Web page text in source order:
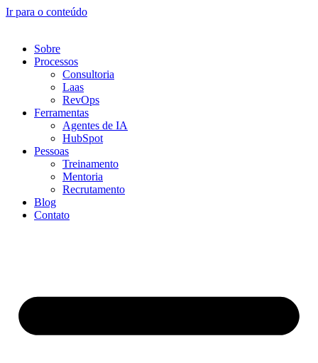
Ir para o conteúdo
Sobre
Processos
Consultoria
Laas
RevOps
Ferramentas
Agentes de IA
HubSpot
Pessoas
Treinamento
Mentoria
Recrutamento
Blog
Contato